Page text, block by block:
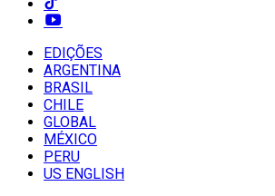
EDIÇÕES
ARGENTINA
BRASIL
CHILE
GLOBAL
MÉXICO
PERU
US ENGLISH